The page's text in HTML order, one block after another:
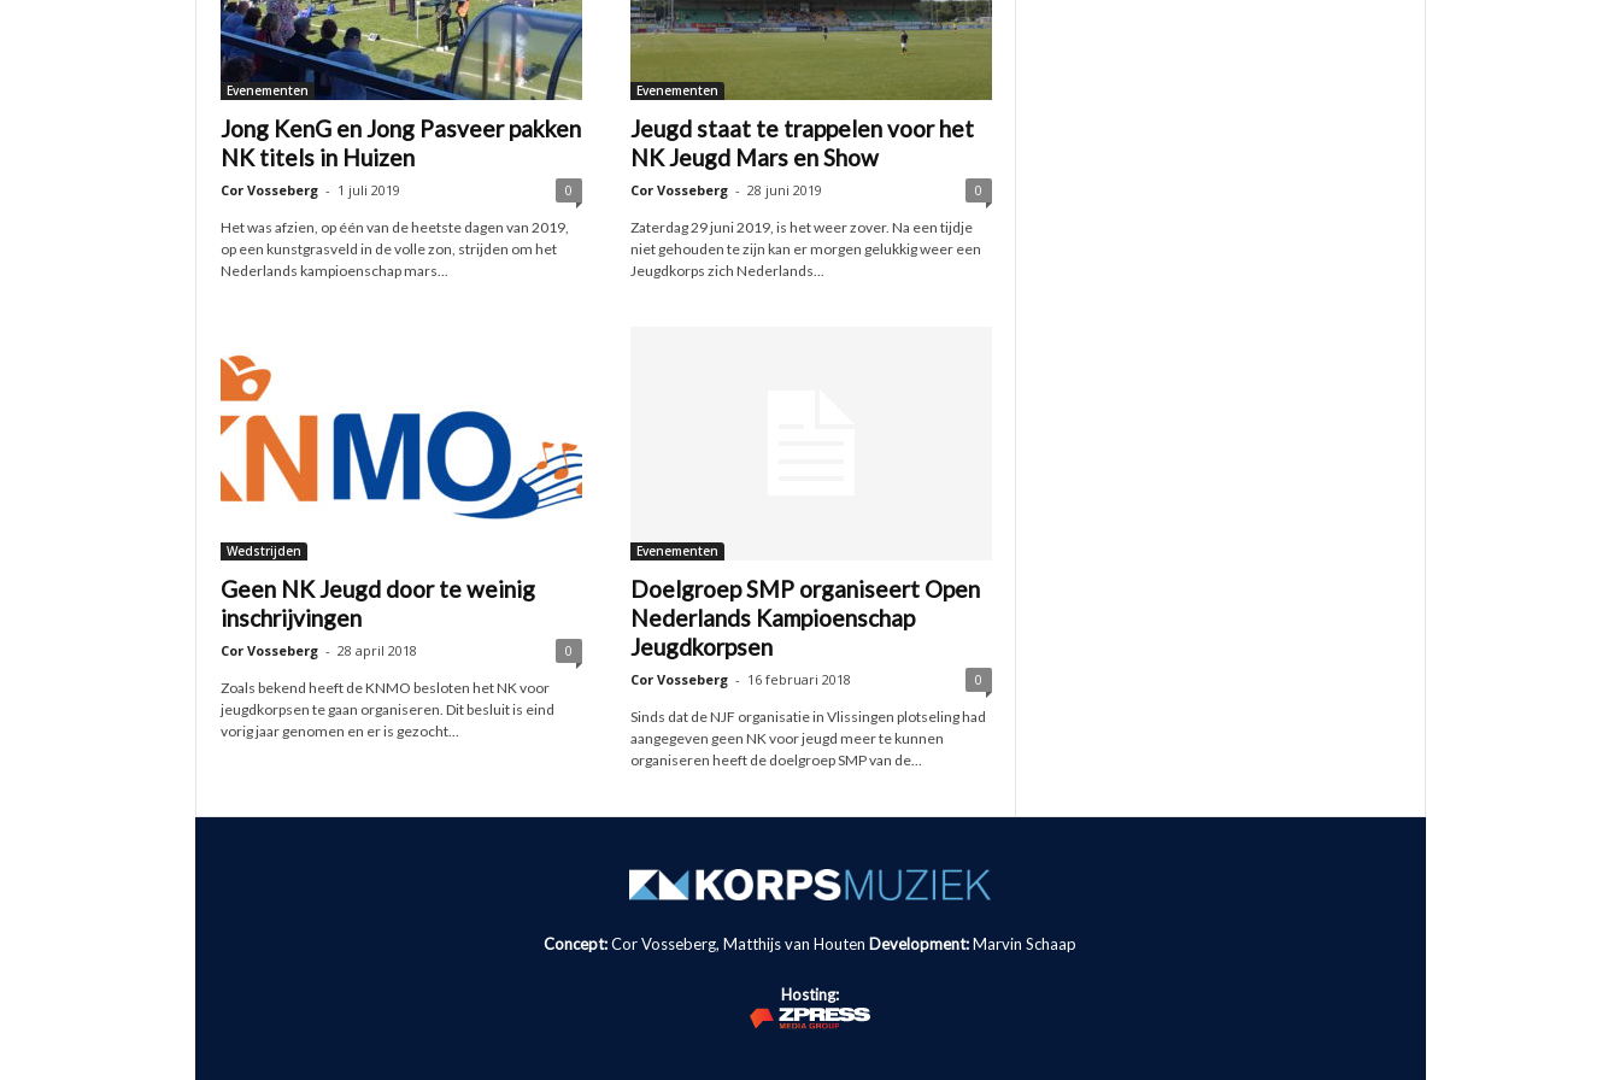
Evenementen
Jong KenG en Jong Pasveer pakken
NK titels in Huizen
Cor Vosseberg - 1 juli 2019 0
Het was afzien, op één van de heetste dagen van 2019,
op een kunstgrasveld in de volle zon, strijden om het
Nederlands kampioenschap mars...
Evenementen
Jeugd staat te trappelen voor het
NK Jeugd Mars en Show
Cor Vosseberg - 28 juni 2019 0
Zaterdag 29 juni 2019, is het weer zover. Na een tijdje
niet gehouden te zijn kan er morgen gelukkig weer een
Jeugdkorps zich Nederlands...
Wedstrijden
Geen NK Jeugd door te weinig
inschrijvingen
Cor Vosseberg - 28 april 2018 0
Zoals bekend heeft de KNMO besloten het NK voor
jeugdkorpsen te gaan organiseren. Dit besluit is eind
vorig jaar genomen en er is gezocht...
Evenementen
Doelgroep SMP organiseert Open
Nederlands Kampioenschap
Jeugdkorpsen
Cor Vosseberg - 16 februari 2018 0
Sinds dat de NJF organisatie in Vlissingen plotseling had
aangegeven geen NK voor jeugd meer te kunnen
organiseren heeft de doelgroep SMP van de...
Concept:Cor Vosseberg, Matthijs van Houten Development:Marvin Schaap
Hosting: